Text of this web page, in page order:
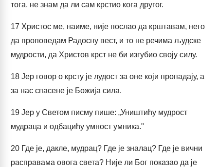
тога, не знам да ли сам крстио кога другог.
17 Христос ме, наиме, није послао да крштавам, него
да проповедам Радосну вест, и то не речима људске
мудрости, да Христов крст не би изгубио своју силу.
18 Јер говор о крсту је лудост за оне који пропадају, а
за нас спасене је Божија сила.
19 Јер у Светом писму пише: „Уништићу мудрост
мудраца и одбацићу умност умника."
20 Где је, дакле, мудрац? Где је зналац? Где је вични
расправама овога света? Није ли Бог показао да је